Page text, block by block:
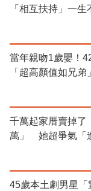
「相互扶持」一生
當年親吻1歲嬰！
「超高顏值如兄
千萬起家厝賣掉了
萬」 她超爭氣「
45歲本土劇男星